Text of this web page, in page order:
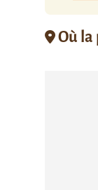
Où la